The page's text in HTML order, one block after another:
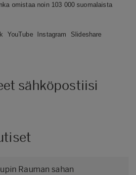
omistaa noin 103 000 suomalaista
YouTube Instagram Slideshare
sähköpostiisi
Rauman sahan